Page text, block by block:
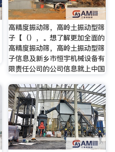
高精度振动筛，高岭土振动型筛
子【（），。想了解更加全面的
高精度振动筛，高岭土振动型筛
子信息及新乡市恒宇机械设备有
限责任公司的公司信息就上中国